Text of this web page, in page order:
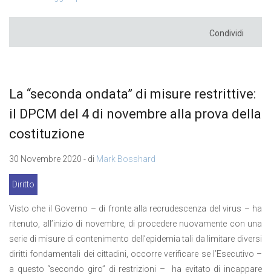
Condividi
La “seconda ondata” di misure restrittive:
il DPCM del 4 di novembre alla prova della
costituzione
30 Novembre 2020 - di Mark Bosshard
Diritto
Visto che il Governo – di fronte alla recrudescenza del virus – ha
ritenuto, all’inizio di novembre, di procedere nuovamente con una
serie di misure di contenimento dell’epidemia tali da limitare diversi
diritti fondamentali dei cittadini, occorre verificare se l’Esecutivo –
a questo “secondo giro” di restrizioni – ha evitato di incappare